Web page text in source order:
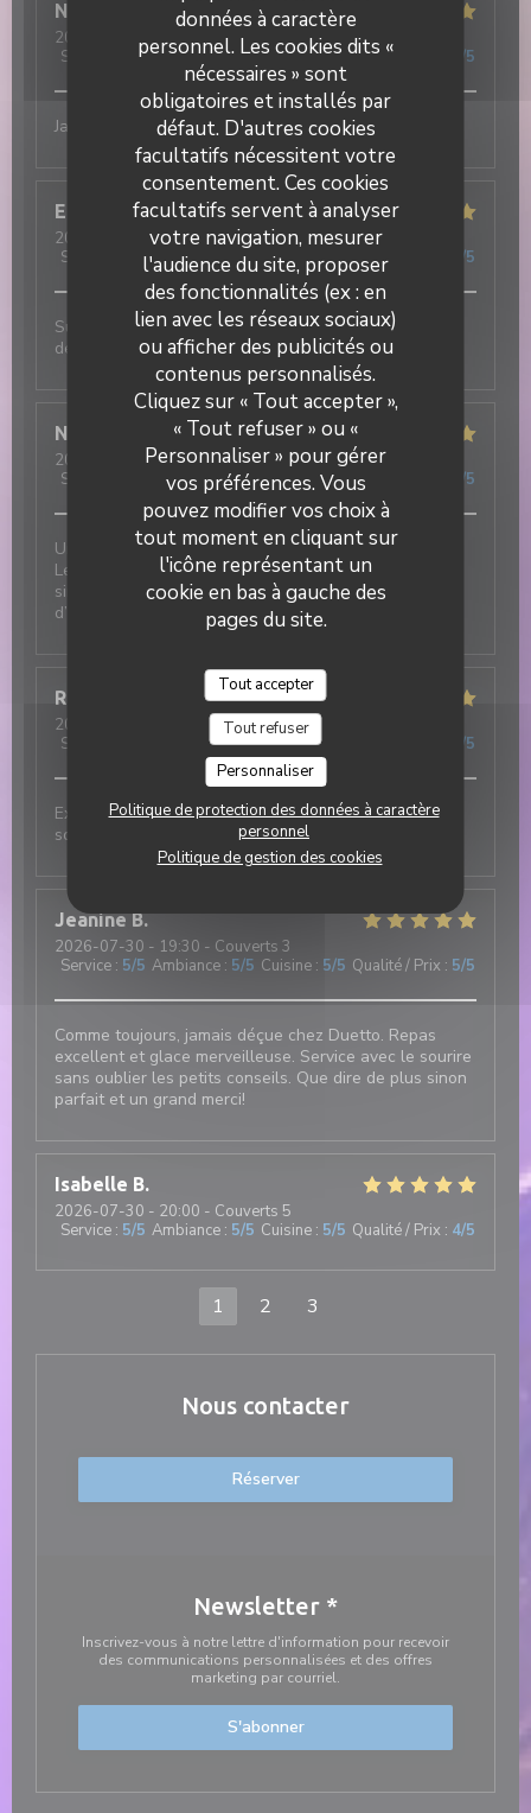
données à caractère
personnel. Les cookies dits «
nécessaires » sont
obligatoires et installés par
défaut. D'autres cookies
facultatifs nécessitent votre
consentement. Ces cookies
facultatifs servent à analyser
votre navigation, mesurer
l'audience du site, proposer
des fonctionnalités (ex : en
lien avec les réseaux sociaux)
ou afficher des publicités ou
contenus personnalisés.
Cliquez sur « Tout accepter »,
« Tout refuser » ou «
Personnaliser » pour gérer
vos préférences. Vous
pouvez modifier vos choix à
tout moment en cliquant sur
l'icône représentant un
cookie en bas à gauche des
pages du site.
Tout accepter
Tout refuser
Personnaliser
Politique de protection des données à caractère
personnel
Politique de gestion des cookies
Nathan
2026-07-31- 20:15 - Couverts 3
Service
/5 Ambiance:5 /5 Cuisine:5/5 Qualité / Prix /5
Jamais déçu !! Excellent
Elisa
2026-07-31
- 19:30 - Couverts 3
Service
/5 Ambiance: 5/5 Cuisine:5/5 Qualité / Prix /5
Super ambiance, service impeccable et tout est
délicieux !!!
Nicolas
2026-07-31 - 12:30 - Couverts 2
Service
Ambiance:5/5 Cuisine 5/5 Qualité / Prix /5
Une excellente adresse italienne au cœur du village !
Les plats sont délicieux et le service est tout
simplement incroyable : chaleureux, attentionné et
d’une grande gentillesse.
Robert
2026-07-31
- 12:00 - Couverts 3
Service
Ambiance:5/5 Cuisine: /5
Excellent et authentique restaurant italien. Cuisine
soignée et de très bonne qualité
Jeanine B
2026-07-30 - 19:30 - Couverts 3
Service : 5/5 Ambiance : 5/5 Cuisine : 5/5 Qualité / Prix : 5/5
Comme toujours, jamais déçue chez Duetto. Repas
excellent et glace merveilleuse. Service avec le sourire
sans oublier les petits conseils. Que dire de plus sinon
parfait et un grand merci!
Isabelle B
2026-07-30 - 20:00 - Couverts 5
Service : 5/5 Ambiance : 5/5 Cuisine : 5/5 Qualité / Prix : 4/5
1 2 3
Nous contacter
Réserver
Newsletter *
Inscrivez-vous à notre lettre d'information pour recevoir
des communications personnalisées et des offres
marketing par courriel.
S'abonner
DUETTO